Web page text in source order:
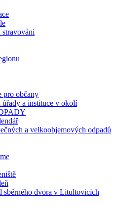
pro občany
a instituce v okolí
a velkoobjemových odpadů
sběrného dvora v Litultovicích